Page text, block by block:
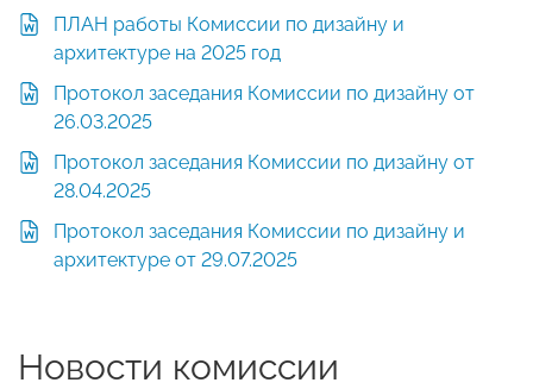
ПЛАН работы Комиссии по дизайну и
архитектуре на 2025 год
Протокол заседания Комиссии по дизайну от
26.03.2025
Протокол заседания Комиссии по дизайну от
28.04.2025
Протокол заседания Комиссии по дизайну и
архитектуре от 29.07.2025
Новости комиссии